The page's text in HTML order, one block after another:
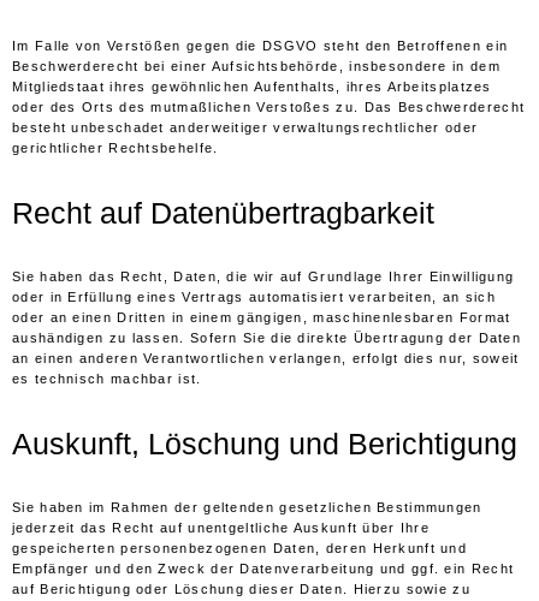
Im Falle von Verstößen gegen die DSGVO steht den Betroffenen ein
Beschwerderecht bei einer Aufsichtsbehörde, insbesondere in dem
Mitgliedstaat ihres gewöhnlichen Aufenthalts, ihres Arbeitsplatzes
oder des Orts des mutmaßlichen Verstoßes zu. Das Beschwerderecht
besteht unbeschadet anderweitiger verwaltungsrechtlicher oder
gerichtlicher Rechtsbehelfe.
Recht auf Daten­übertrag­barkeit
Sie haben das Recht, Daten, die wir auf Grundlage Ihrer Einwilligung
oder in Erfüllung eines Vertrags automatisiert verarbeiten, an sich
oder an einen Dritten in einem gängigen, maschinenlesbaren Format
aushändigen zu lassen. Sofern Sie die direkte Übertragung der Daten
an einen anderen Verantwortlichen verlangen, erfolgt dies nur, soweit
es technisch machbar ist.
Auskunft, Löschung und Berichtigung
Sie haben im Rahmen der geltenden gesetzlichen Bestimmungen
jederzeit das Recht auf unentgeltliche Auskunft über Ihre
gespeicherten personenbezogenen Daten, deren Herkunft und
Empfänger und den Zweck der Datenverarbeitung und ggf. ein Recht
auf Berichtigung oder Löschung dieser Daten. Hierzu sowie zu